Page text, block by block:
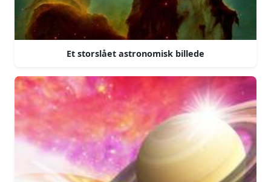
Et storslået astronomisk billede